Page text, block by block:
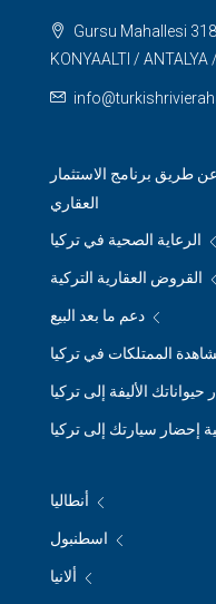
Gursu Mahallesi
KONYAALTI / ANTALYA
طريق برنامج الاستثمار
العقاري
الرعاية الصحية في تركيا
القروض العقارية التركية
دعم ما بعد البيع
الممتلكات في تركيا
الأليفة إلى تركيا
إحضار سيارتك إلى تركيا
أنطاليا
اسطنبول
ألانيا